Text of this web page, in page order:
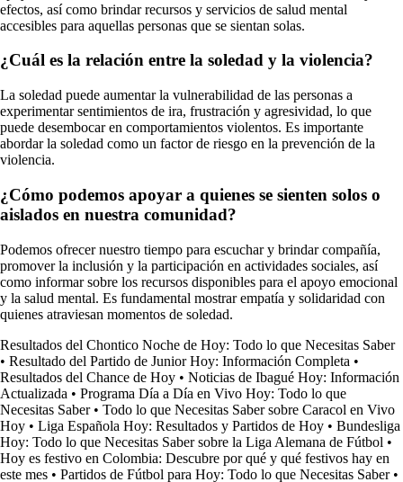
efectos, así como brindar recursos y servicios de salud mental
accesibles para aquellas personas que se sientan solas.
¿Cuál es la relación entre la soledad y la violencia?
La soledad puede aumentar la vulnerabilidad de las personas a
experimentar sentimientos de ira, frustración y agresividad, lo que
puede desembocar en comportamientos violentos. Es importante
abordar la soledad como un factor de riesgo en la prevención de la
violencia.
¿Cómo podemos apoyar a quienes se sienten solos o
aislados en nuestra comunidad?
Podemos ofrecer nuestro tiempo para escuchar y brindar compañía,
promover la inclusión y la participación en actividades sociales, así
como informar sobre los recursos disponibles para el apoyo emocional
y la salud mental. Es fundamental mostrar empatía y solidaridad con
quienes atraviesan momentos de soledad.
Resultados del Chontico Noche de Hoy: Todo lo que Necesitas Saber
• Resultado del Partido de Junior Hoy: Información Completa •
Resultados del Chance de Hoy • Noticias de Ibagué Hoy: Información
Actualizada • Programa Día a Día en Vivo Hoy: Todo lo que
Necesitas Saber• Todo lo que Necesitas Saber sobre Caracol en Vivo
Hoy • Liga Española Hoy: Resultados y Partidos de Hoy • Bundesliga
Hoy: Todo lo que Necesitas Saber sobre la Liga Alemana de Fútbol •
Hoy es festivo en Colombia: Descubre por qué y qué festivos hay en
este mes • Partidos de Fútbol para Hoy: Todo lo que Necesitas Saber•